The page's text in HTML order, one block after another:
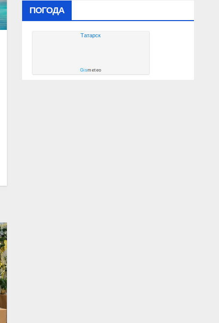
ПОГОДА
Татарск
Gismeteo